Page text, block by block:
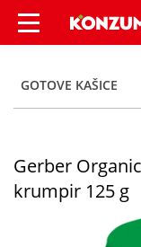
GOTOVE KAŠICE
Gerber
krumpir 125 g